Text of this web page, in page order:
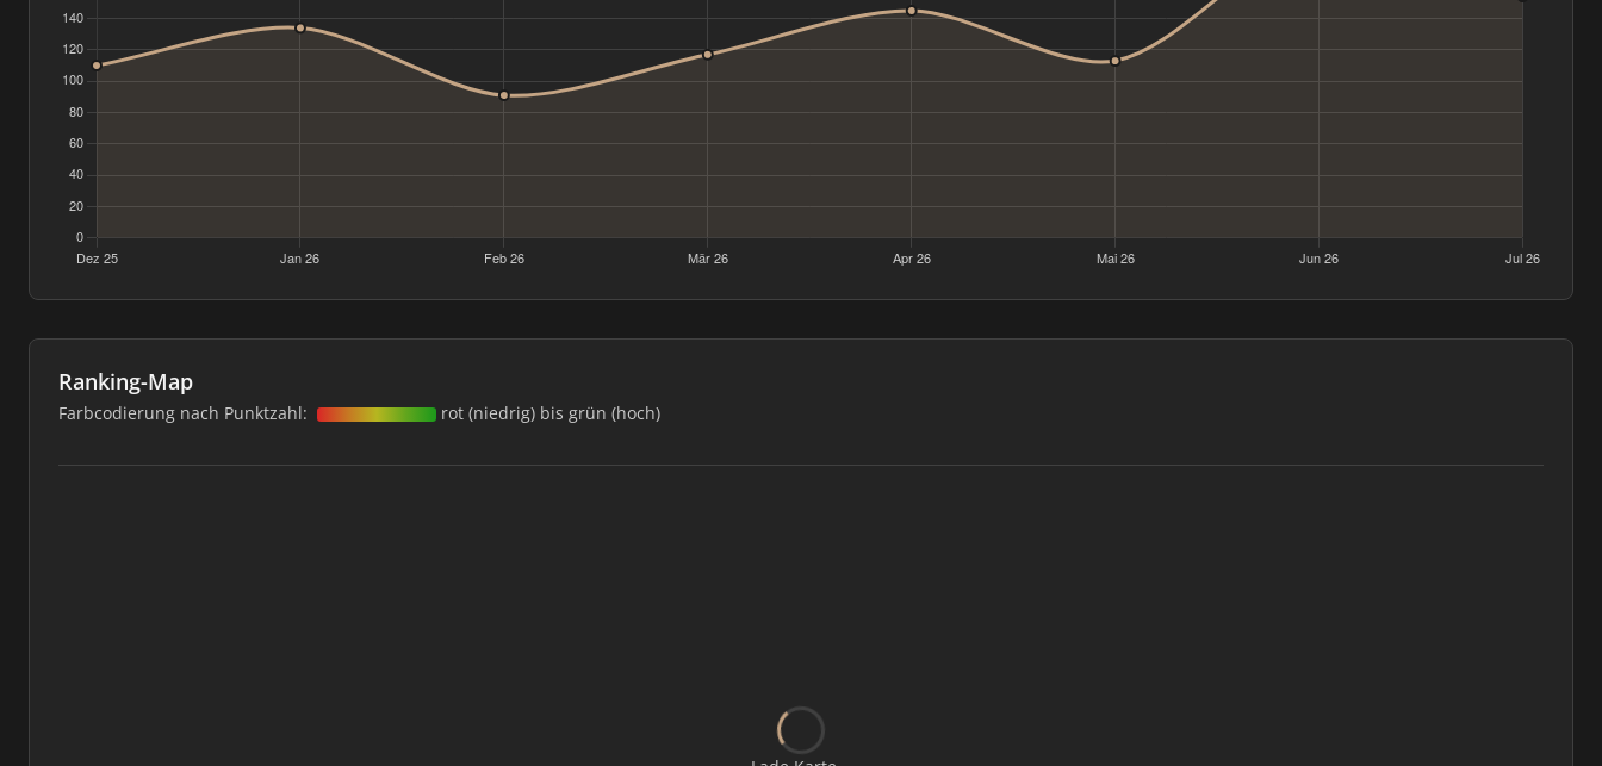
Ranking-Map
Farbcodierung nach Punktzahl: rot (niedrig) bis grün (hoch)